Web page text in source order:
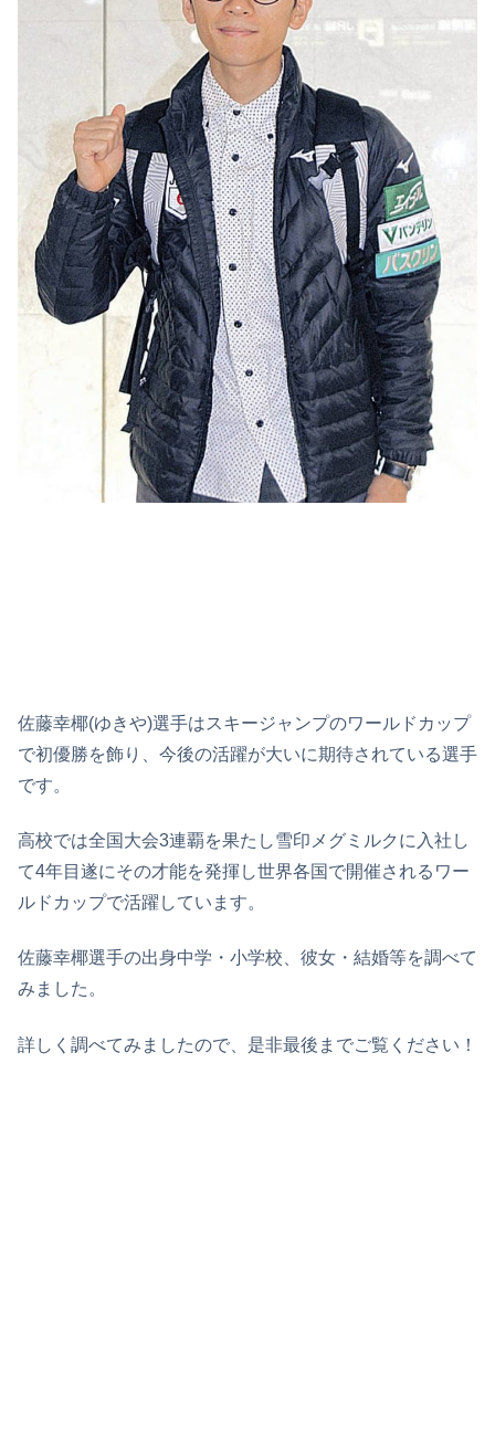
佐藤幸椰(ゆきや)選手はスキージャンプのワールドカップ
で初優勝を飾り、今後の活躍が大いに期待されている選手
です。
高校では全国大会3連覇を果たし雪印メグミルクに入社し
て4年目遂にその才能を発揮し世界各国で開催されるワー
ルドカップで活躍しています。
佐藤幸椰選手の出身中学・小学校、彼女・結婚等を調べて
みました。
詳しく調べてみましたので、是非最後までご覧ください！